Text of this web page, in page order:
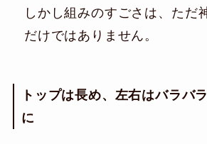
しかし組みのすごさは、ただ
だけではありません。
トップは長め、左右はバラバ
に